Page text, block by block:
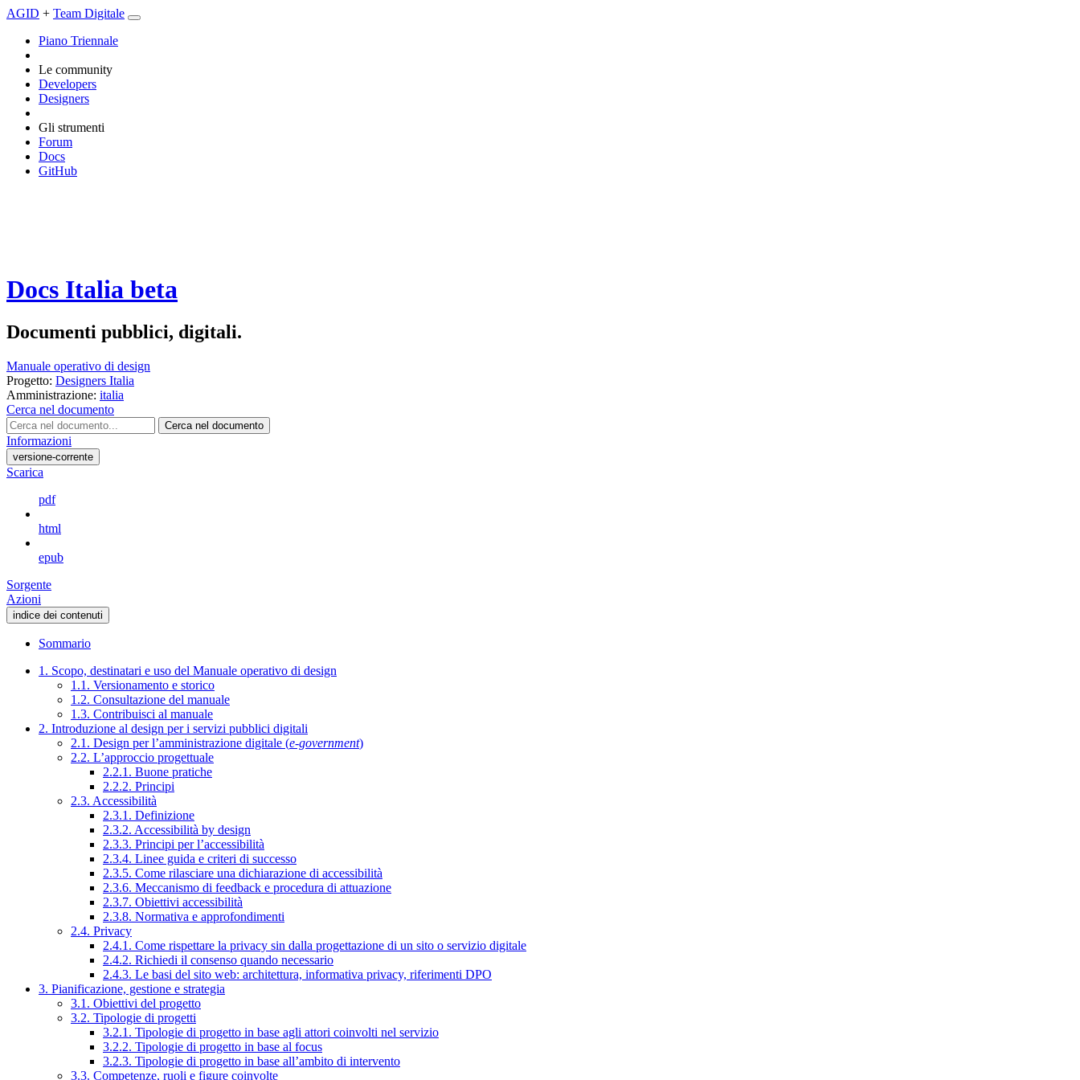
AGID + Team Digitale
Piano Triennale
Le community
Developers
Designers
Gli strumenti
Forum
Docs
GitHub
Docs Italia beta
Documenti pubblici, digitali.
Manuale operativo di design
Progetto: Designers Italia
Amministrazione: italia
Cerca nel documento
Cerca nel documento
Informazioni
versione-corrente
Scarica
pdf
html
epub
Sorgente
Azioni
indice dei contenuti
Sommario
1. Scopo, destinatari e uso del Manuale operativo di design
1.1. Versionamento e storico
1.2. Consultazione del manuale
1.3. Contribuisci al manuale
2. Introduzione al design per i servizi pubblici digitali
2.1. Design per l’amministrazione digitale (e-government)
2.2. L’approccio progettuale
2.2.1. Buone pratiche
2.2.2. Principi
2.3. Accessibilità
2.3.1. Definizione
2.3.2. Accessibilità by design
2.3.3. Principi per l’accessibilità
2.3.4. Linee guida e criteri di successo
2.3.5. Come rilasciare una dichiarazione di accessibilità
2.3.6. Meccanismo di feedback e procedura di attuazione
2.3.7. Obiettivi accessibilità
2.3.8. Normativa e approfondimenti
2.4. Privacy
2.4.1. Come rispettare la privacy sin dalla progettazione di un sito o servizio digitale
2.4.2. Richiedi il consenso quando necessario
2.4.3. Le basi del sito web: architettura, informativa privacy, riferimenti DPO
3. Pianificazione, gestione e strategia
3.1. Obiettivi del progetto
3.2. Tipologie di progetti
3.2.1. Tipologie di progetto in base agli attori coinvolti nel servizio
3.2.2. Tipologie di progetto in base al focus
3.2.3. Tipologie di progetto in base all’ambito di intervento
3.3. Competenze, ruoli e figure coinvolte